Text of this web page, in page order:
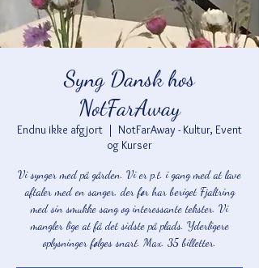
Syng Dansk hos
NotFarAway
Endnu ikke afgjort
  |
NotFarAway - Kultur, Event
og Kurser
Vi synger med på gården. Vi er p.t. i gang med at lave
aftaler med en sanger, der før har beriget Fjaltring
med sin smukke sang og interessante tekster. Vi
mangler lige at få det sidste på plads. Yderligere
oplysninger følges snart. Max. 35 billetter.